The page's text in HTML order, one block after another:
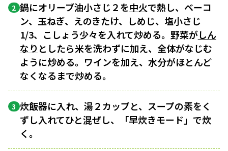
2 鍋にオリーブ油小さじ２を中火で熱し、ベーコ
ン、玉ねぎ、えのきたけ、しめじ、塩小さじ
1/3、こしょう少々を入れて炒める。野菜がしん
なり としたら米を洗わずに加え、全体がなじむ
ように炒める。ワインを加え、水分がほとんど
なくなるまで炒める。
3 炊飯器に入れ、湯２カップと、スープの素をく
ずし入れてひと混ぜし、「早炊きモード」で炊
く。